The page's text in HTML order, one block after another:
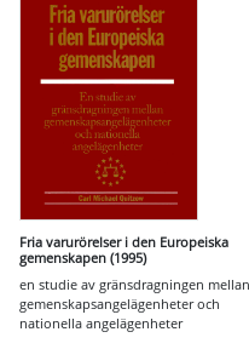
Fria varurörelser i den Europeiska
gemenskapen (1995)
en studie av gränsdragningen mellan
gemenskapsangelägenheter och
nationella angelägenheter